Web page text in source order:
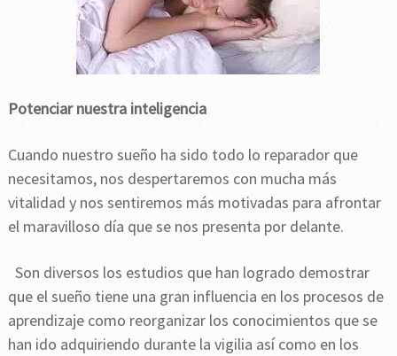
Potenciar nuestra inteligencia
Cuando nuestro sueño ha sido todo lo reparador que
necesitamos, nos despertaremos con mucha más
vitalidad y nos sentiremos más motivadas para afrontar
el maravilloso día que se nos presenta por delante.
Son diversos los estudios que han logrado demostrar
que el sueño tiene una gran influencia en los procesos de
aprendizaje como reorganizar los conocimientos que se
han ido adquiriendo durante la vigilia así como en los